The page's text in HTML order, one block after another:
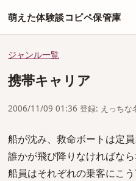
萌えた体験談コピペ保管庫
ジャンル一覧
携帯キャリア
2006/11/09 01:36 登録: えっちな
船が沈み、救命ボートは定員
誰かが飛び降りなければなら
船員はそれぞれの乗客にこう